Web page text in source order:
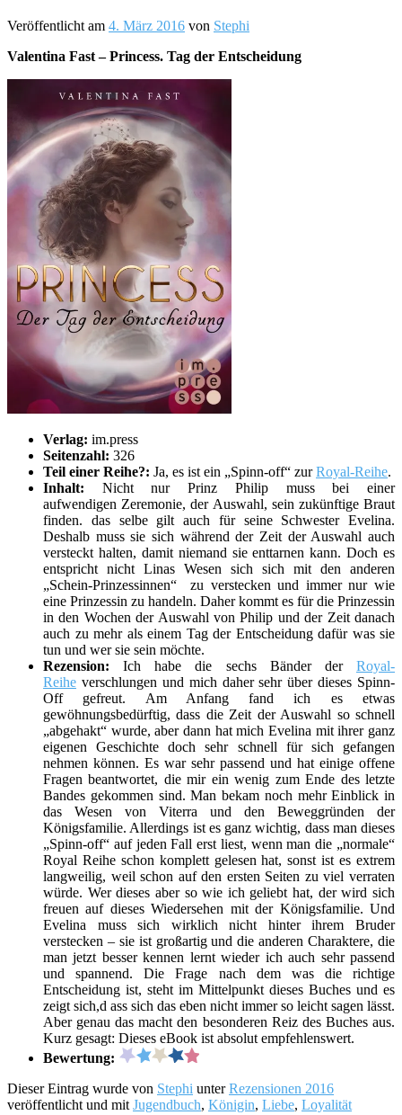
Veröffentlicht am 4. März 2016 von Stephi
Valentina Fast – Princess. Tag der Entscheidung
Verlag: im.press
Seitenzahl: 326
Teil einer Reihe?: Ja, es ist ein „Spinn-off“ zurRoyal-Reihe.
Inhalt: Nicht nur Prinz Philip muss bei einer
aufwendigen Zeremonie, der Auswahl, sein zukünftige Braut
finden. das selbe gilt auch für seine Schwester Evelina.
Deshalb muss sie sich während der Zeit der Auswahl auch
versteckt halten, damit niemand sie enttarnen kann. Doch es
entspricht nicht Linas Wesen sich sich mit den anderen
„Schein-Prinzessinnen“ zu verstecken und immer nur wie
eine Prinzessin zu handeln. Daher kommt es für die Prinzessin
in den Wochen der Auswahl von Philip und der Zeit danach
auch zu mehr als einem Tag der Entscheidung dafür was sie
tun und wer sie sein möchte.
Rezension: Ich habe die sechs Bänder der Royal-
Reihe verschlungen und mich daher sehr über dieses Spinn-
Off gefreut. Am Anfang fand ich es etwas
gewöhnungsbedürftig, dass die Zeit der Auswahl so schnell
„abgehakt“ wurde, aber dann hat mich Evelina mit ihrer ganz
eigenen Geschichte doch sehr schnell für sich gefangen
nehmen können. Es war sehr passend und hat einige offene
Fragen beantwortet, die mir ein wenig zum Ende des letzte
Bandes gekommen sind. Man bekam noch mehr Einblick in
das Wesen von Viterra und den Beweggründen der
Königsfamilie. Allerdings ist es ganz wichtig, dass man dieses
„Spinn-off“ auf jeden Fall erst liest, wenn man die „normale“
Royal Reihe schon komplett gelesen hat, sonst ist es extrem
langweilig, weil schon auf den ersten Seiten zu viel verraten
würde. Wer dieses aber so wie ich geliebt hat, der wird sich
freuen auf dieses Wiedersehen mit der Königsfamilie. Und
Evelina muss sich wirklich nicht hinter ihrem Bruder
verstecken – sie ist großartig und die anderen Charaktere, die
man jetzt besser kennen lernt wieder ich auch sehr passend
und spannend. Die Frage nach dem was die richtige
Entscheidung ist, steht im Mittelpunkt dieses Buches und es
zeigt sich,d ass sich das eben nicht immer so leicht sagen lässt.
Aber genau das macht den besonderen Reiz des Buches aus.
Kurz gesagt: Dieses eBook ist absolut empfehlenswert.
Bewertung:
Dieser Eintrag wurde von Stephi unterRezensionen 2016
veröffentlicht und mit Jugendbuch, Königin, Liebe, Loyalität